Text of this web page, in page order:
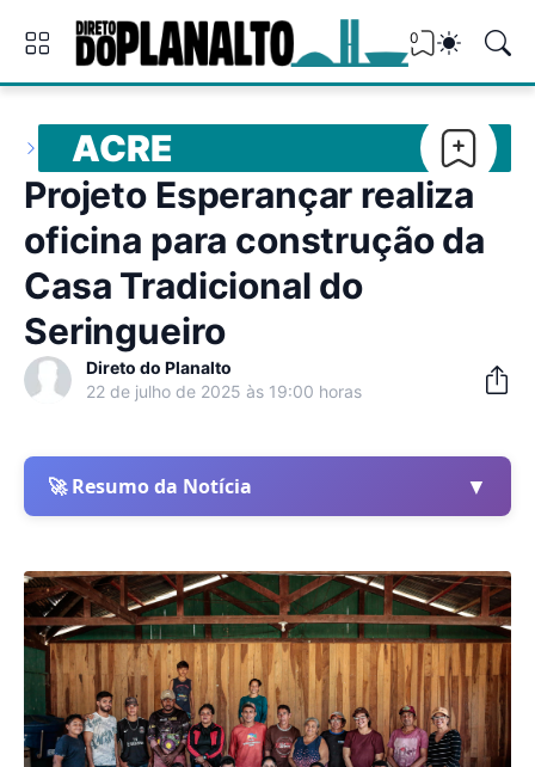
0
ACRE
Projeto Esperançar realiza
oficina para construção da
Casa Tradicional do
Seringueiro
Direto do Planalto
22 de julho de 2025 às 19:00 horas
🚀 Resumo da Notícia ▼